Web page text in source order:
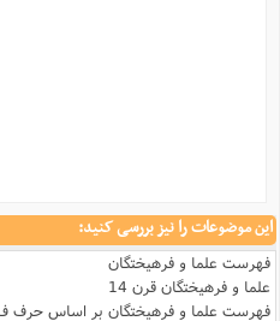
این موضوعات را نیز بررسی کنید:
فهرست علما و فرهیختگان
علما و فرهیختگان قرن 14
فهرست علما و فرهیختگان بر اساس حرف ف